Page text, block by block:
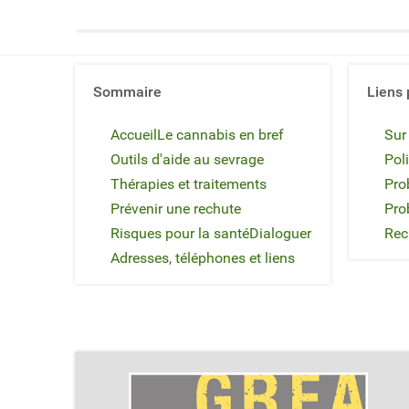
Sommaire
AccueilLe cannabis en bref
Outils d'aide au sevrage
Thérapies et traitements
Prévenir une rechute
Risques pour la santéDialoguer
Adresses, téléphones et liens
Liens